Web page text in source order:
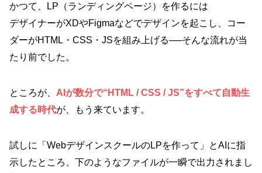
かつて、LP（ランディングページ）を作るには
デザイナーがXDやFigmaなどでデザインを起こし、コー
ダーがHTML・CSS・JSを組み上げる──そんな流れが当
たり前でした。
ところが、 AIが数分で“HTML / CSS / JS”をすべて自動生
成する時代が、もう来ています。
試しに「WebデザインスクールのLPを作って」とAIに指
示したところ、下のようなファイルが一瞬で出力されまし